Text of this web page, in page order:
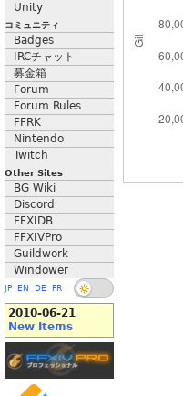
Unity
コミュニティ
Badges
IRCチャット
募金箱
Forum
Forum Rules
FFRK
Nintendo
Twitch
Other Sites
BG Wiki
Discord
FFXIDB
FFXIVPro
Guildwork
Windower
JP EN DE FR
2010-06-21
New Items